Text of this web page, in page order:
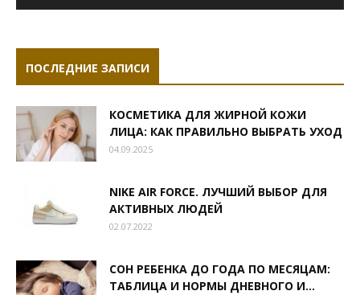
ПОСЛЕДНИЕ ЗАПИСИ
КОСМЕТИКА ДЛЯ ЖИРНОЙ КОЖИ
ЛИЦА: КАК ПРАВИЛЬНО ВЫБРАТЬ УХОД
04.09.2025
NIKE AIR FORCE. ЛУЧШИЙ ВЫБОР ДЛЯ
АКТИВНЫХ ЛЮДЕЙ
02.07.2022
СОН РЕБЕНКА ДО ГОДА ПО МЕСЯЦАМ:
ТАБЛИЦА И НОРМЫ ДНЕВНОГО И...